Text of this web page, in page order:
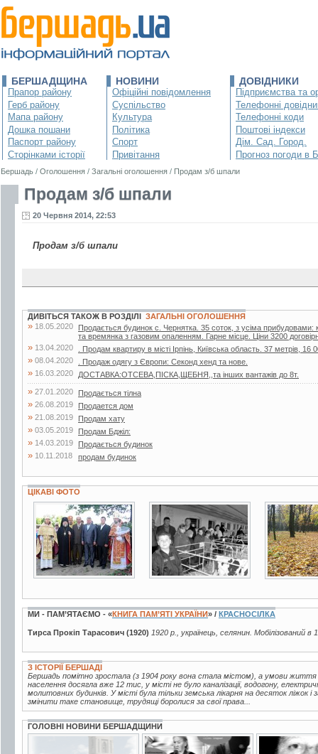
БЕРШАДЩИНА
Прапор району
Герб району
Мапа району
Дошка пошани
Паспорт району
Сторінками історії
НОВИНИ
Офіційні повідомлення
Суспільство
Культура
Політика
Спорт
Привітання
ДОВІДНИКИ
Підприємства та
Телефонні
Телефонні коди
Поштові індекси
Дім. Сад. Город.
Прогноз погоди в
Бершадь / Оголошення / Загальні оголошення / Продам з/б шпали
Продам з/б шпали
20 Червня 2014, 22:53
Продам з/б шпали
ДИВІТЬСЯ ТАКОЖ В РОЗДІЛІ ЗАГАЛЬНІ ОГОЛОШЕННЯ
» 18.05.2020
Продається будинок с. Чернятка. 35 соток, з усіма прибудовами:
та времянка з газовим опаленням. Гарне місце. Ціни 3200
» 13.04.2020 . Продам квартиру в місті Ірпінь, Київська область. 37 метрів, 16
» 08.04.2020 . Продаж одягу з Європи: Секонд хенд та нове.
» 16.03.2020 ДОСТАВКА:ОТСЕВА,ПІСКА,ЩЕБНЯ,,та інших вантажів до 8т.
» 27.01.2020 Продається тілна
» 26.08.2019 Продается дом
» 21.08.2019 Продам хату
» 03.05.2019 Продам Бджiл:
» 14.03.2019 Продається будинок
» 10.11.2018 продам будинок
ЦІКАВІ ФОТО
3 фото 2 фото 9 фото
МИ - ПАМ’ЯТАЄМО - «КНИГА ПАМ’ЯТІ УКРАЇНИ» / КРАСНОСІЛКА
Тирса Прокіп Тарасович (1920) 1920 р., українець, селянин. Мобілізований
З ІСТОРІЇ БЕРШАДІ
Бершадь помітно зростала (з 1904 року вона стала містом), а умови
населення досягла вже 12 тис, у місті не було каналізації, водогону,
молитовних будинків. У місті була тільки земська лікарня на десяток ліжок
змінити таке становище, трудящі боролися за свої права...
ГОЛОВНІ НОВИНИ БЕРШАДЩИНИ